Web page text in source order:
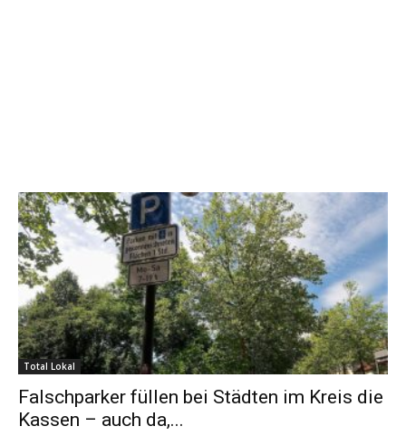
Total Lokal
Falschparker füllen bei Städten im Kreis die
Kassen – auch da,...